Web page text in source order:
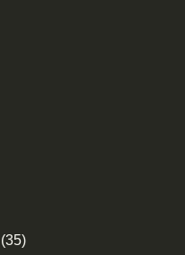
(35)